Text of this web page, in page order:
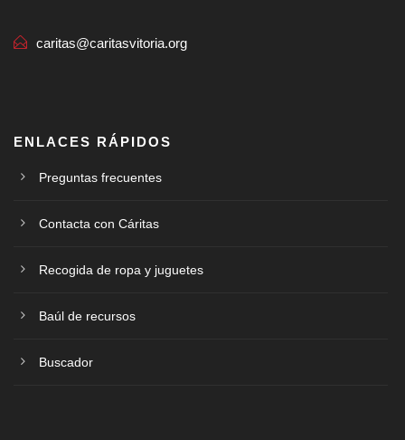
caritas@caritasvitoria.org
ENLACES RÁPIDOS
Preguntas frecuentes
Contacta con Cáritas
Recogida de ropa y juguetes
Baúl de recursos
Buscador